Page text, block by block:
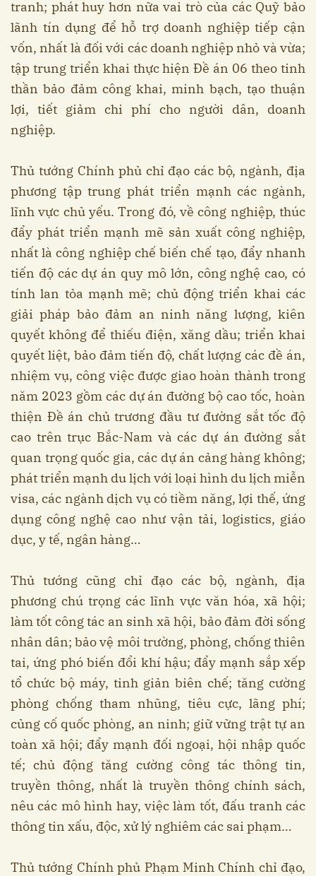
tranh; phát huy hơn nữa vai trò của các Quỹ bảo
lãnh tín dụng để hỗ trợ doanh nghiệp tiếp cận
vốn, nhất là đối với các doanh nghiệp nhỏ và vừa;
tập trung triển khai thực hiện Đề án 06 theo tinh
thần bảo đảm công khai, minh bạch, tạo thuận
lợi, tiết giảm chi phí cho người dân, doanh
nghiệp.
Thủ tướng Chính phủ chỉ đạo các bộ, ngành, địa
phương tập trung phát triển mạnh các ngành,
lĩnh vực chủ yếu. Trong đó, về công nghiệp, thúc
đẩy phát triển mạnh mẽ sản xuất công nghiệp,
nhất là công nghiệp chế biến chế tạo, đẩy nhanh
tiến độ các dự án quy mô lớn, công nghệ cao, có
tính lan tỏa mạnh mẽ; chủ động triển khai các
giải pháp bảo đảm an ninh năng lượng, kiên
quyết không để thiếu điện, xăng dầu; triển khai
quyết liệt, bảo đảm tiến độ, chất lượng các đề án,
nhiệm vụ, công việc được giao hoàn thành trong
năm 2023 gồm các dự án đường bộ cao tốc, hoàn
thiện Đề án chủ trương đầu tư đường sắt tốc độ
cao trên trục Bắc-Nam và các dự án đường sắt
quan trọng quốc gia, các dự án cảng hàng không;
phát triển mạnh du lịch với loại hình du lịch miễn
visa, các ngành dịch vụ có tiềm năng, lợi thế, ứng
dụng công nghệ cao như vận tải, logistics, giáo
dục, y tế, ngân hàng…
Thủ tướng cũng chỉ đạo các bộ, ngành, địa
phương chú trọng các lĩnh vực văn hóa, xã hội;
làm tốt công tác an sinh xã hội, bảo đảm đời sống
nhân dân; bảo vệ môi trường, phòng, chống thiên
tai, ứng phó biến đổi khí hậu; đẩy mạnh sắp xếp
tổ chức bộ máy, tinh giản biên chế; tăng cường
phòng chống tham nhũng, tiêu cực, lãng phí;
củng cố quốc phòng, an ninh; giữ vững trật tự an
toàn xã hội; đẩy mạnh đối ngoại, hội nhập quốc
tế; chủ động tăng cường công tác thông tin,
truyền thông, nhất là truyền thông chính sách,
nêu các mô hình hay, việc làm tốt, đấu tranh các
thông tin xấu, độc, xử lý nghiêm các sai phạm…
Thủ tướng Chính phủ Phạm Minh Chính chỉ đạo,